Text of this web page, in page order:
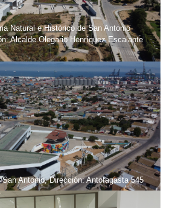
Natural e Histórico de San Antonio
Alcalde Olegario Henríquez Escalante
San Antonio, Dirección: Antofagasta 545